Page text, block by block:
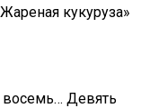
кукуруза»
восемь… Девять